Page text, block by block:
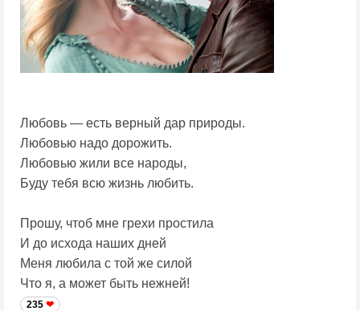
Любовь — есть верный дар природы.
Любовью надо дорожить.
Любовью жили все народы,
Буду тебя всю жизнь любить.
Прошу, чтоб мне грехи простила
И до исхода наших дней
Меня любила с той же силой
Что я, а может быть нежней!
235